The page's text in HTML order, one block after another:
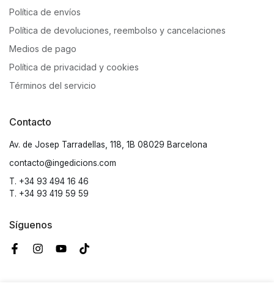
Política de envíos
Política de devoluciones, reembolso y cancelaciones
Medios de pago
Política de privacidad y cookies
Términos del servicio
Contacto
Av. de Josep Tarradellas, 118, 1B 08029 Barcelona
contacto@ingedicions.com
T. +34 93 494 16 46
T. +34 93 419 59 59
Síguenos